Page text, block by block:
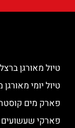
טיול מאורגן
טיול יומי
פארק מים
פארקי שעשועים